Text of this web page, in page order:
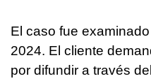
El caso fue
2024. El cliente
por difundir a través